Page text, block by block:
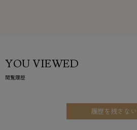
YOU VIEWED
閲覧履歴
履歴を残さない